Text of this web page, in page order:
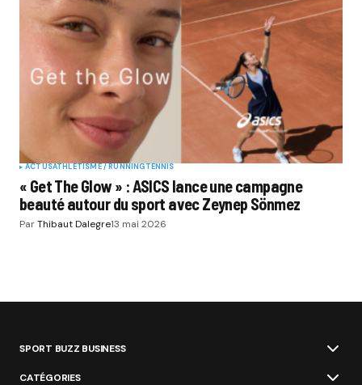
ACTUSATHLÉTISME / RUNNINGTENNIS
« Get The Glow » : ASICS lance une campagne
beauté autour du sport avec Zeynep Sönmez
ParThibaut Dalegre13 mai 2026
SPORT BUZZ BUSINESS
CATÉGORIES